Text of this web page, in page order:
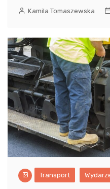
Kamila Tomaszewska
Transport